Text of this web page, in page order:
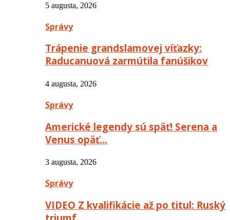
5 augusta, 2026
Správy
Trápenie grandslamovej víťazky:
Raducanuová zarmútila fanúšikov
4 augusta, 2026
Správy
Americké legendy sú späť! Serena a
Venus opäť…
3 augusta, 2026
Správy
VIDEO Z kvalifikácie až po titul: Ruský